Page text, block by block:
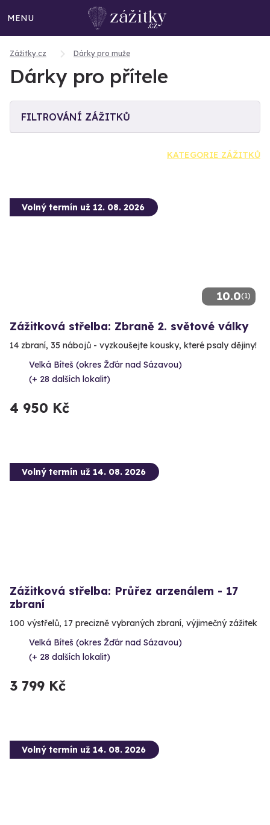
MENU
Zážitky.cz Dárky pro muže
Dárky pro přítele
FILTROVÁNÍ ZÁŽITKŮ
KATEGORIE ZÁŽITKŮ
10.0(1)
Volný termín už 12. 08. 2026
Zážitková střelba: Zbraně 2. světové války
14 zbraní, 35 nábojů - vyzkoušejte kousky, které psaly dějiny!
Velká Bíteš (okres Žďár nad Sázavou)
(+ 28 dalších lokalit)
4 950 Kč
Volný termín už 14. 08. 2026
Zážitková střelba: Průřez arzenálem - 17
zbraní
100 výstřelů, 17 precizně vybraných zbraní, výjimečný zážitek
Velká Bíteš (okres Žďár nad Sázavou)
(+ 28 dalších lokalit)
3 799 Kč
Volný termín už 14. 08. 2026